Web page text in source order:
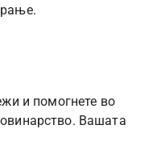
и помогнете во
Вашата